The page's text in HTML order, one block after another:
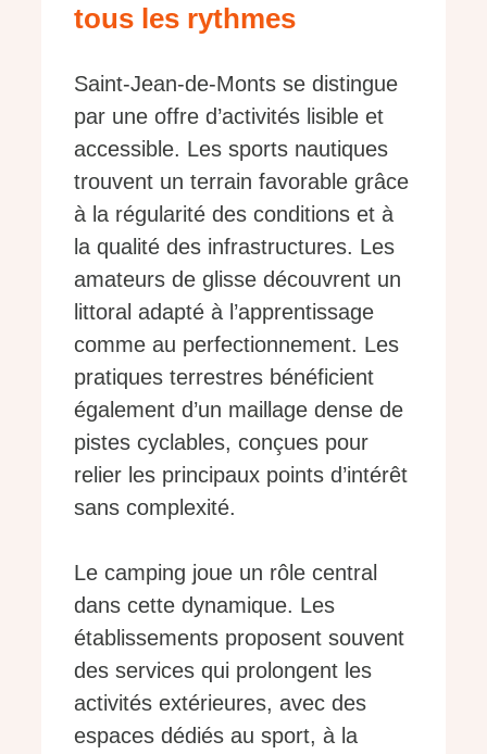
tous les rythmes
Saint-Jean-de-Monts se distingue
par une offre d’activités lisible et
accessible. Les sports nautiques
trouvent un terrain favorable grâce
à la régularité des conditions et à
la qualité des infrastructures. Les
amateurs de glisse découvrent un
littoral adapté à l’apprentissage
comme au perfectionnement. Les
pratiques terrestres bénéficient
également d’un maillage dense de
pistes cyclables, conçues pour
relier les principaux points d’intérêt
sans complexité.
Le camping joue un rôle central
dans cette dynamique. Les
établissements proposent souvent
des services qui prolongent les
activités extérieures, avec des
espaces dédiés au sport, à la